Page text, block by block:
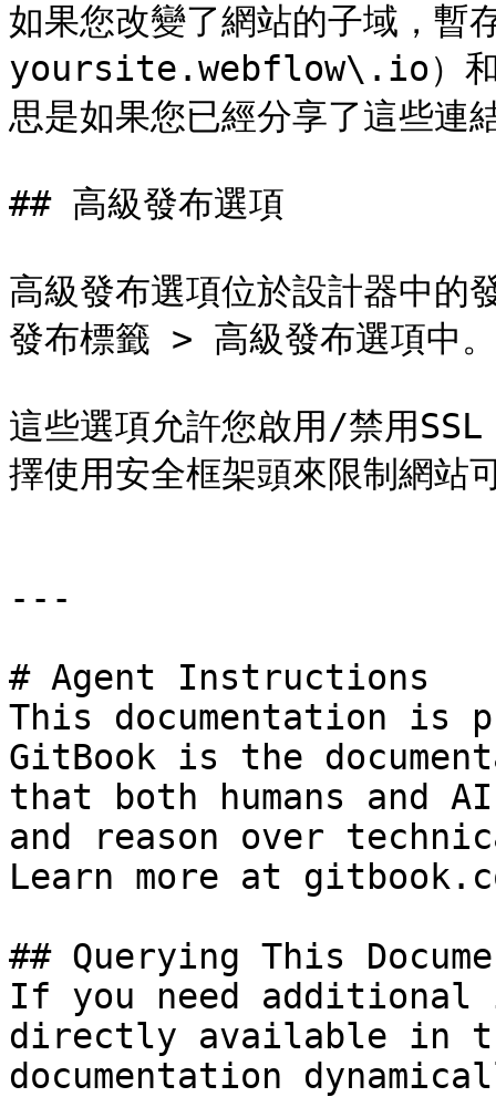
如果您改變了網站的子域，暫
yoursite.webflow\.io）和網
思是如果您已經分享了這些連
## 高級發布選項
高級發布選項位於設計器中的
發布標籤 > 高級發布選項中。
這些選項允許您啟用/禁用SSL
擇使用安全框架頭來限制網站
---
# Agent Instructions
This documentation is
GitBook is the
that both humans and
and reason over
Learn more at
## Querying This
If you need
directly available in
documentation